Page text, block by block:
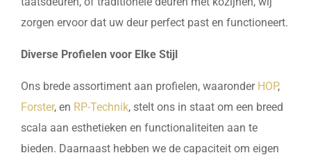
zorgen ervoor dat uw deur perfect past en functioneert.
Diverse Profielen voor Elke Stijl
Ons brede assortiment aan profielen, waaronder HOP,
Forster, en RP-Technik, stelt ons in staat om een breed
scala aan esthetieken en functionaliteiten aan te
bieden. Daarnaast hebben we de capaciteit om eigen